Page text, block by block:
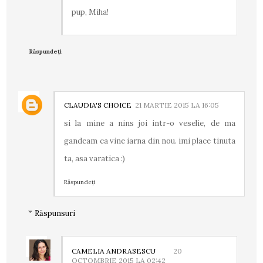
pup, Miha!
Răspundeți
CLAUDIA'S CHOICE 21 MARTIE 2015 LA 16:05
si la mine a nins joi intr-o veselie, de ma
gandeam ca vine iarna din nou. imi place tinuta
ta, asa varatica :)
Răspundeți
Răspunsuri
CAMELIA ANDRASESCU
20
OCTOMBRIE 2015 LA 02:42